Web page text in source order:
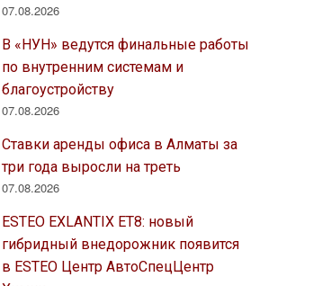
07.08.2026
В «НУН» ведутся финальные работы
по внутренним системам и
благоустройству
07.08.2026
Ставки аренды офиса в Алматы за
три года выросли на треть
07.08.2026
ESTEO EXLANTIX ET8: новый
гибридный внедорожник появится
в ESTEO Центр АвтоСпецЦентр